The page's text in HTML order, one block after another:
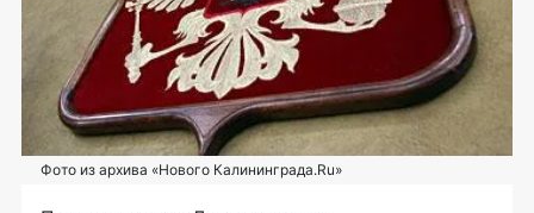
Фото из архива «Нового Калининграда.Ru»